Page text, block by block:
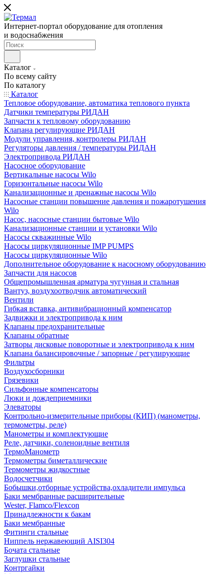
Интернет-портал оборудование для отопления
и водоснабжения
Каталог
По всему сайту
По каталогу
Каталог
Тепловое оборудование, автоматика теплового пункта
Датчики температуры РИДАН
Запчасти к тепловому оборудованию
Клапана регулирующие РИДАН
Модули управления, контролеры РИДАН
Регуляторы давления / температуры РИДАН
Электропривода РИДАН
Насосное оборудование
Вертикальные насосы Wilo
Горизонтальные насосы Wilo
Канализационные и дренажные насосы Wilo
Насосные станции повышение давления и пожаротушения
Wilo
Насос, насосные станции бытовые Wilo
Канализационные станции и установки Wilo
Насосы скважинные Wilo
Насосы циркуляционные IMP PUMPS
Насосы циркуляционные Wilo
Дополнительное оборудование к насосному оборудованию
Запчасти для насосов
Общепромышленная арматура чугунная и стальная
Вантуз, воздухоотводчик автоматический
Вентили
Гибкая вставка, антивибрационный компенсатор
Задвижки и электропривода к ним
Клапаны предохранительные
Клапаны обратные
Затворы дисковые поворотные и электропривода к ним
Клапана балансировочные / запорные / регулирующие
Фильтры
Воздухосборники
Грязевики
Сильфонные компенсаторы
Люки и дождеприемники
Элеваторы
Контрольно-измерительные приборы (КИП) (манометры,
термометры, реле)
Манометры и комплектующие
Реле, датчики, соленоидные вентиля
ТермоМанометр
Термометры биметаллические
Термометры жидкостные
Водосчетчики
Бобышки,отборные устройства,охладители импульса
Баки мембранные расширительные
Wester, Flamco/Flexcon
Принадлежности к бакам
Баки мембранные
Фитинги стальные
Ниппель нержавеющий AISI304
Бочата стальные
Заглушки стальные
Контргайки